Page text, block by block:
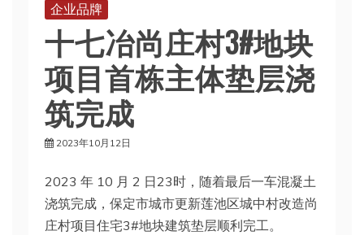
企业品牌
十七冶尚庄村3#地块
项目首栋主体垫层浇
筑完成
2023年10月12日
2023 年 10 月 2 日23时，随着最后一车混凝土
浇筑完成，保定市城市更新莲池区城中村改造尚
庄村项目住宅3#地块建筑垫层顺利完工。